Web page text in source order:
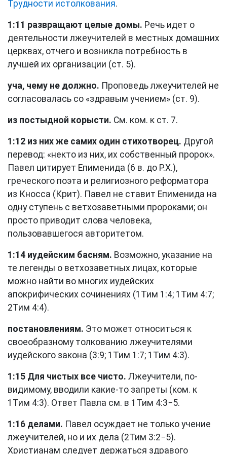
Трудности истолкования.
1:11 развращают целые домы. Речь идет о
деятельности лжеучителей в местных домашних
церквах, отчего и возникла потребность в
лучшей их организации (ст. 5).
уча, чему не должно. Проповедь лжеучителей не
согласовалась со «здравым учением» (ст. 9).
из постыдной корысти. См. ком. к ст. 7.
1:12 из них же самих один стихотворец. Другой
перевод: «некто из них, их собственный пророк».
Павел цитирует Епименида (6 в. до Р.Х.),
греческого поэта и религиозного реформатора
из Кносса (Крит). Павел не ставит Епименида на
одну ступень с ветхозаветными пророками; он
просто приводит слова человека,
пользовавшегося авторитетом.
1:14 иудейским басням. Возможно, указание на
те легенды о ветхозаветных лицах, которые
можно найти во многих иудейских
апокрифических сочинениях (1Тим 1:4; 1Тим 4:7;
2Тим 4:4).
постановлениям. Это может относиться к
своеобразному толкованию лжеучителями
иудейского закона (3:9; 1Тим 1:7; 1Тим 4:3).
1:15 Для чистых все чисто. Лжеучители, по-
видимому, вводили какие-то запреты (ком. к
1Тим 4:3). Ответ Павла см. в 1Тим 4:3−5.
1:16 делами. Павел осуждает не только учение
лжеучителей, но и их дела (2Тим 3:2−5).
Христианам следует держаться здравого